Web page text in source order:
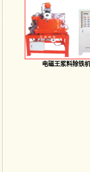
电磁王浆料除铁机